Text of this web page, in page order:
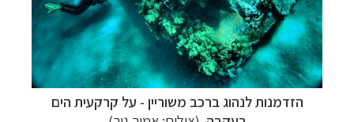
הזדמנות לנהוג ברכב משוריין - על קרקעית הים